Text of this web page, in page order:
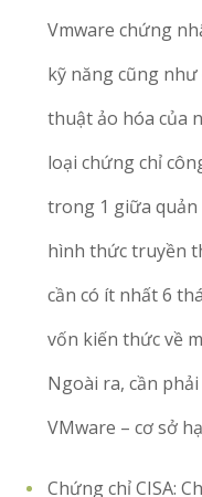
Vmware chứng
kỹ năng cũng
thuật ảo hóa của
loại chứng chỉ
trong 1 giữa quản
hình thức truyền
cần có ít nhất 6
vốn kiến thức về
Ngoài ra, cần
VMware – cơ sở
Chứng chỉ CISA: